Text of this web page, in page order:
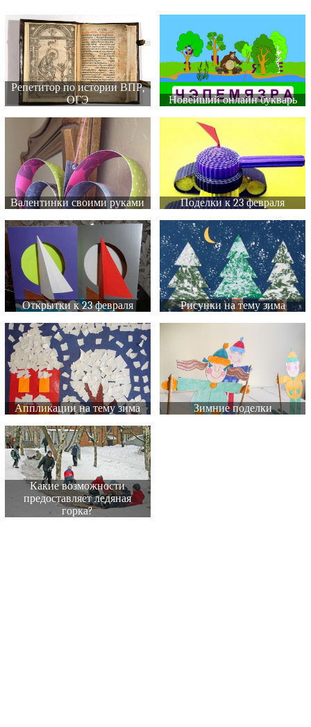
Репетитор по истории ВПР,
ОГЭ
Новейший онлайн букварь
Валентинки своими руками Поделки к 23 февраля
Открытки к 23 февраля Рисунки на тему зима
Аппликации на тему зима Зимние поделки
Какие возможности
предоставляет ледяная
горка?